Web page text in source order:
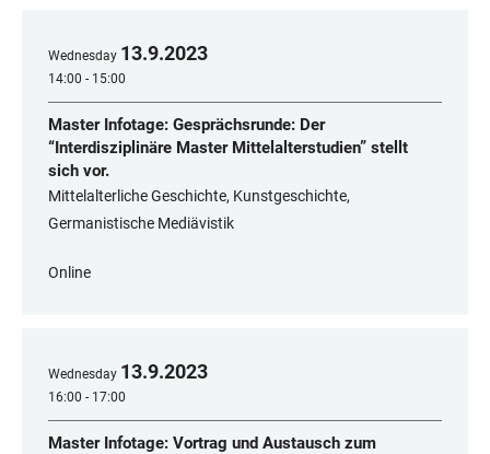
Wednesday 13.9.2023
14:00 - 15:00
Master Infotage: Gesprächsrunde: Der
“Interdisziplinäre Master Mittelalterstudien” stellt
sich vor.
Mittelalterliche Geschichte, Kunstgeschichte,
Germanistische Mediävistik
Online
Wednesday 13.9.2023
16:00 - 17:00
Master Infotage: Vortrag und Austausch zum